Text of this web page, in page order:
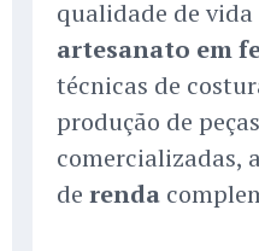
qualidade de
artesanato em
técnicas de
produção de
comercializadas,
de renda